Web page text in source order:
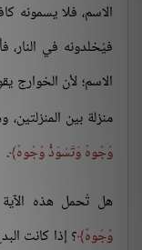
الاسم، فلا يسمونه
فيُخلدونه في
الاسم؛ لأن الخوارج
منزلة بين
وُجُوهٌ وَتَسْوَدُّ وُجُوهٌ .
هل تُحمل هذه
وُجُوهٌ ؟ إذا كانت